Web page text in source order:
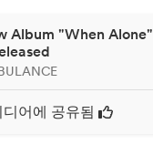
Album "When Alone"
디어에 공유됨